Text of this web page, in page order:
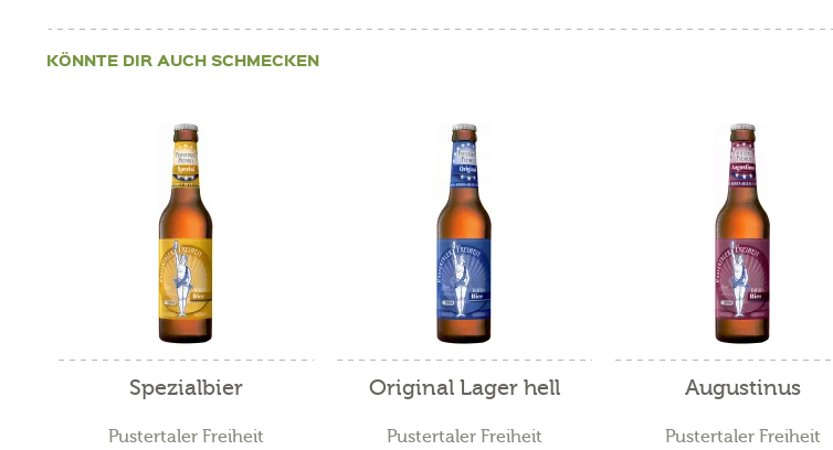
KÖNNTE DIR AUCH SCHMECKEN
Spezialbier
Pustertaler Freiheit
Original Lager hell
Pustertaler Freiheit
Augustinus
Pustertaler Freiheit